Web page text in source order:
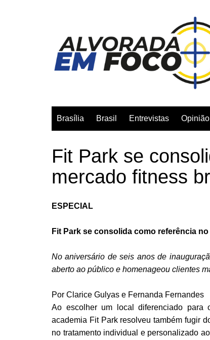
Brasília Brasil Entrevistas Opinião
Fit Park se
mercado fitness
ESPECIAL
Fit Park se consolida como referência
No aniversário de seis anos de
aberto ao público e homenageou clientes
Por Clarice Gulyas e Fernanda Fernandes
Ao escolher um local diferenciado para
academia Fit Park resolveu também fugir
no tratamento individual e personalizado